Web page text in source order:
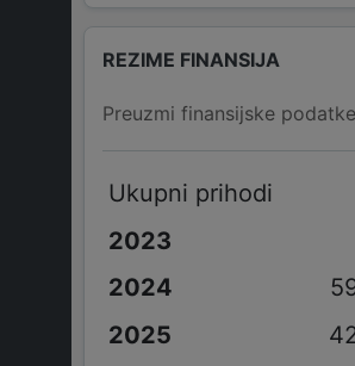
REZIME FINANSIJA
Preuzmi finansijske podatke
Ukupni prihodi